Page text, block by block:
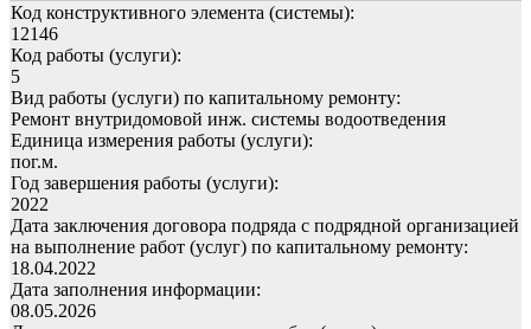
Код конструктивного элемента (системы):
12146
Код работы (услуги):
5
Вид работы (услуги) по капитальному ремонту:
Ремонт внутридомовой инж. системы водоотведения
Единица измерения работы (услуги):
пог.м.
Год завершения работы (услуги):
2022
Дата заключения договора подряда с подрядной организацией
на выполнение работ (услуг) по капитальному ремонту:
18.04.2022
Дата заполнения информации:
08.05.2026